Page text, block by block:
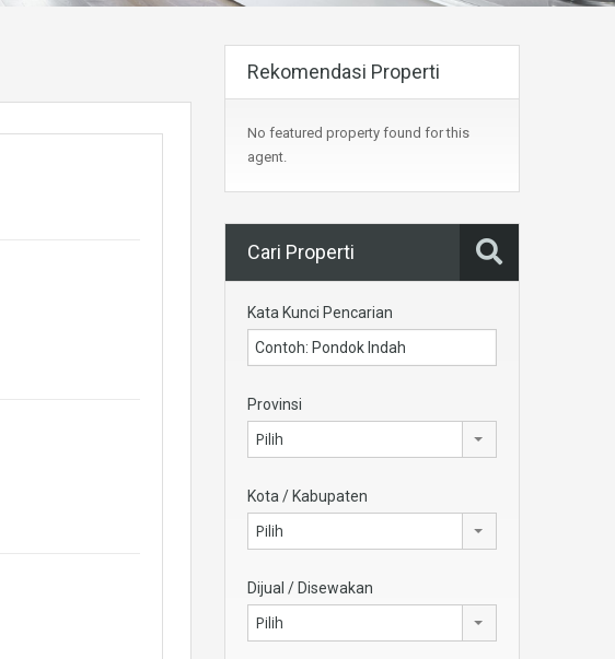
Rekomendasi Properti
No featured property found for this
agent.
Cari Properti
Kata Kunci Pencarian
Provinsi
Pilih
Kota / Kabupaten
Pilih
Dijual / Disewakan
Pilih